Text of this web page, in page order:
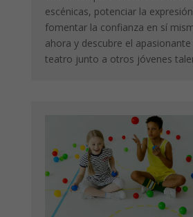
escénicas, potenciar la
fomentar la confianza en sí
ahora y descubre el
teatro junto a otros jóvenes